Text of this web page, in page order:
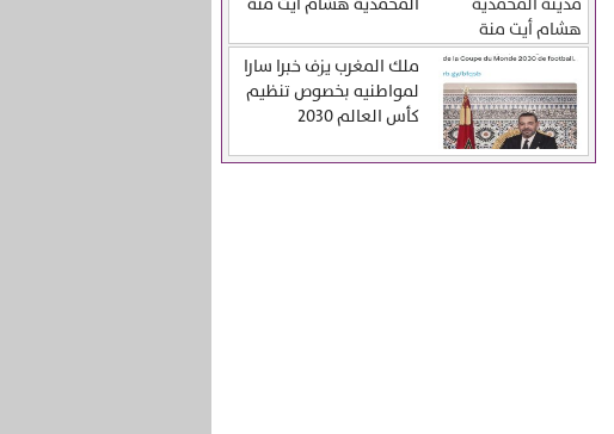
ملك المغرب يزف خبرا سارا
لمواطنيه بخصوص تنظيم
كأس العالم 2030